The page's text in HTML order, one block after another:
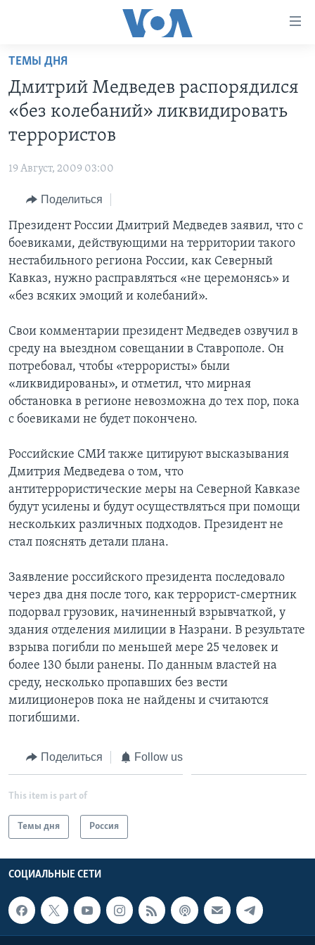
Перейти
основной
контент
основной
навигации
Перейти
поиск
ПРОГРАММЫ
ИТОГИ
ПОЧЕМУ ЭТО ВАЖНО?
ДИСКУССИЯ VOA
ДЕТАЛИ
НЬЮ-ЙОРК NEW YORK
АМЕРИКА. БОЛЬШОЕ ПУТЕШЕСТВИЕ
НАША АМЕРИКАНСКАЯ ИСТОРИЯ
А КАК В АМЕРИКЕ?
АРТЕФАКТЫ
АМЕРИКАНСКИЕ ГОРОДКИ
ТЕСТЫ
ИНТЕРВЬЮ
ФАКТЫ ПРОТИВ ФЕЙКОВ
ЗА СВОБОДУ ПРЕССЫ
УЧИМ АНГЛИЙСКИЙ
ВИДЕО
ПОДПИСКА НА НОВОСТИ
ТЕМЫ ДНЯ
Дмитрий Медведев распорядился
«без колебаний» ликвидировать
террористов
19 Август, 2009 03:00
Поделиться
Президент России Дмитрий Медведев заявил, что с
боевиками, действующими на территории такого
нестабильного региона России, как Северный
Кавказ, нужно расправляться «не церемонясь» и
«без всяких эмоций и колебаний».
Свои комментарии президент Медведев озвучил в
среду на выездном совещании в Ставрополе. Он
потребовал, чтобы «террористы» были
«ликвидированы», и отметил, что мирная
обстановка в регионе невозможна до тех пор, пока
с боевиками не будет покончено.
Российские СМИ также цитируют высказывания
Дмитрия Медведева о том, что
антитеррористические меры на Северной Кавказе
будут усилены и будут осуществляться при помощи
нескольких различных подходов. Президент не
стал пояснять детали плана.
Заявление российского президента последовало
через два дня после того, как террорист-смертник
подорвал грузовик, начиненный взрывчаткой, у
здания отделения милиции в Назрани. В результате
взрыва погибли по меньшей мере 25 человек и
более 130 были ранены. По данным властей на
среду, несколько пропавших без вести
милиционеров пока не найдены и считаются
погибшими.
Поделиться Follow us
This item is part of
Темы дня Россия
СОЦИАЛЬНЫЕ СЕТИ